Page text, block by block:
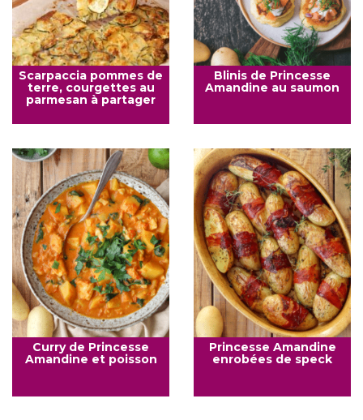
Scarpaccia pommes de
terre, courgettes au
parmesan à partager
Blinis de Princesse
Amandine au saumon
Curry de Princesse
Amandine et poisson
Princesse Amandine
enrobées de speck